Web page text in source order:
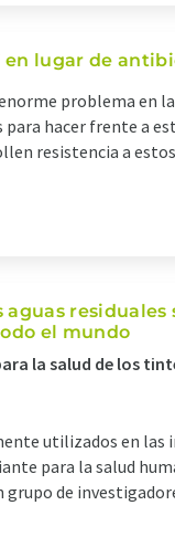
en lugar de
problema en
hacer frente a
resistencia a
residuales
el mundo
la salud de los
utilizados en
para la salud
de